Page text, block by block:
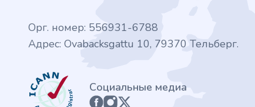
.re
.games
.it
Орг. номер: 556931-6788
Адрес: Ovabacksgattu 10, 79370 Тельберг.
ICANN
Социальные медиа